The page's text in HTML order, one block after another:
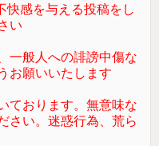
感を与える投稿をし
い
一般人への誹謗中傷な
お願いいたします
ております。無意味な
さい。迷惑行為、荒ら